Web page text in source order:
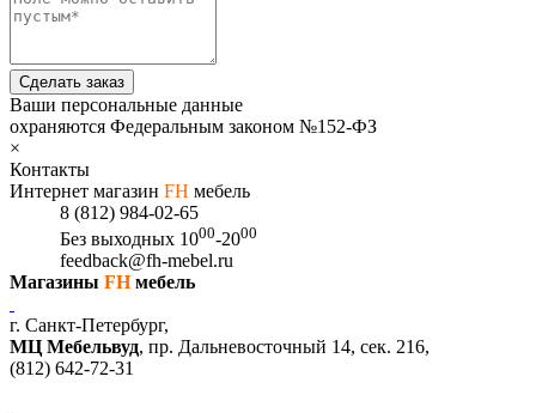
Сделать заказ
Ваши персональные данные
охраняются Федеральным законом №152-ФЗ
×
Контакты
Интернет магазин FH мебель
8 (812) 984-02-65
Без выходных 1000-2000
feedback@fh-mebel.ru
Магазины FHмебель
г. Санкт-Петербург,
МЦ Мебельвуд, пр. Дальневосточный 14, сек. 216,
(812) 642-72-31